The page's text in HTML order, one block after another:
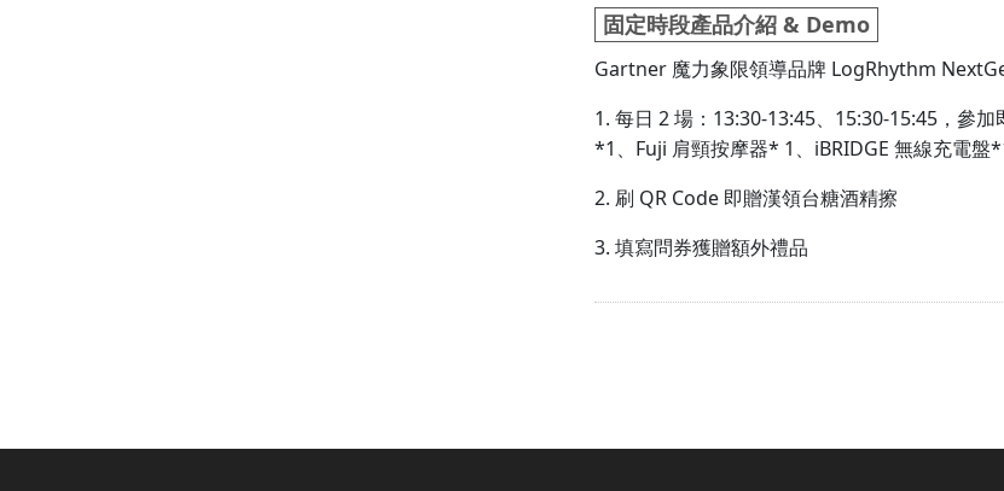
固定時段產品介紹 & Demo
Gartner 魔力象限領導品牌 LogRhythm
1. 每日 2 場：13:30-13:45、15:30-15:45，參
*1、Fuji 肩頸按摩器* 1、iBRIDGE 無線充電盤
2. 刷 QR Code 即贈漢領台糖酒精擦
3. 填寫問券獲贈額外禮品